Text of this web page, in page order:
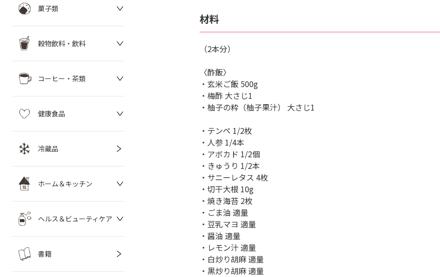
菓子類
穀物飲料・飲料
コーヒー・茶類
健康食品
冷蔵品
ホーム＆キッチン
ヘルス＆ビューティケア
書籍
材料
（2本分）
〈酢飯〉
・玄米ご飯 500g
・梅酢 大さじ1
・柚子の粋（柚子果汁） 大さじ1
・テンペ 1/2枚
・人参 1/4本
・アボカド 1/2個
・きゅうり 1/2本
・サニーレタス 4枚
・切干大根 10g
・焼き海苔 2枚
・ごま油 適量
・豆乳マヨ 適量
・醤油 適量
・レモン汁 適量
・白炒り胡麻 適量
・黒炒り胡麻 適量